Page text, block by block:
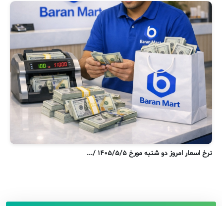
نرخ اسعار امروز دو شنبه مورخ ۱۴۰۵/۵/۵ /...